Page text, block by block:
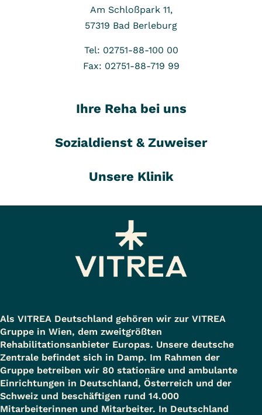
Am Schloßpark 11,
57319 Bad Berleburg
Tel: 02751-88-100 00
Fax: 02751-88-719 99
Ihre Reha bei uns
Sozialdienst & Zuweiser
Unsere Klinik
Als VITREA Deutschland gehören wir zur VITREA
Gruppe in Wien, dem zweitgrößten
Rehabilitationsanbieter Europas. Unsere deutsche
Zentrale befindet sich in Damp. Im Rahmen der
Gruppe betreiben wir 80 stationäre und ambulante
Einrichtungen in Deutschland, Österreich und der
Schweiz und beschäftigen rund 14.000
Mitarbeiterinnen und Mitarbeiter. In Deutschland